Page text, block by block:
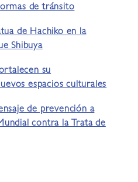
de tránsito
de Hachiko en la
Shibuya
su
espacios culturales
de prevención a
contra la Trata de